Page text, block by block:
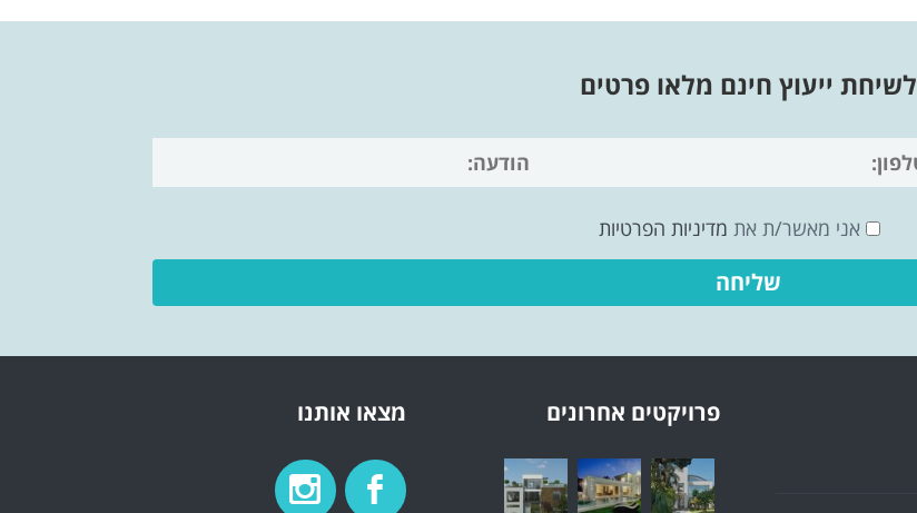
לשיחת ייעוץ חינם מלאו פרטים
אני מאשר/ת את מדיניות הפרטיות
פרויקטים אחרונים מצאו אותנו